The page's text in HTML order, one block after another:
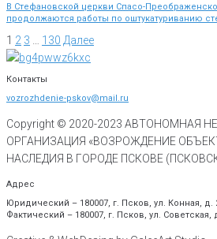
В Стефановской церкви Спасо-
продолжаются работы по оштукатуриванию
1 2 3 130 Далее
Контакты
vozrozhdenie-pskov@mail.ru
Copyright © 2020-2023 АВТОНОМНАЯ
ОРГАНИЗАЦИЯ «ВОЗРОЖДЕНИЕ
НАСЛЕДИЯ В ГОРОДЕ ПСКОВЕ
Адрес
Юридический – 180007, г. Псков, ул. Конная, д.
Фактический – 180007, г. Псков, ул. Советская,